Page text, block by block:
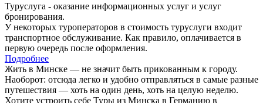
Туруслуга - оказание информационных услуг и услуг
бронирования.
У некоторых туроператоров в стоимость туруслуги входит
транспортное обслуживание. Как правило, оплачивается в
первую очередь после оформления.
Подробнее
Жить в Минске — не значит быть прикованным к городу.
Наоборот: отсюда легко и удобно отправляться в самые разные
путешествия — хоть на один день, хоть на целую неделю.
Хотите устроить себе Туры из Минска в Германию в